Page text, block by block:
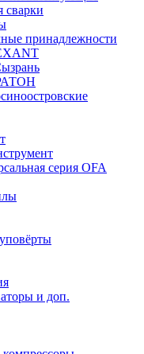
сварки
принадлежности
серия OFA
и доп.